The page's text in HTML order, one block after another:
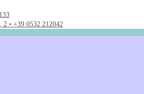
2 • +39 0532 212042